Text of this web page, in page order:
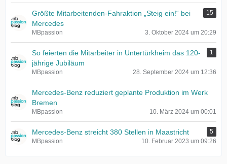
Größte Mitarbeitenden-Fahraktion „Steig ein!“ bei
Mercedes
15
MBpassion 3. Oktober 2024 um 20:29
So feierten die Mitarbeiter in Untertürkheim das 120-
jährige Jubiläum
1
MBpassion 28. September 2024 um 12:36
Mercedes-Benz reduziert geplante Produktion im Werk
Bremen
MBpassion 10. März 2024 um 00:01
Mercedes-Benz streicht 380 Stellen in Maastricht
5
MBpassion
10. Februar 2023 um 09:26